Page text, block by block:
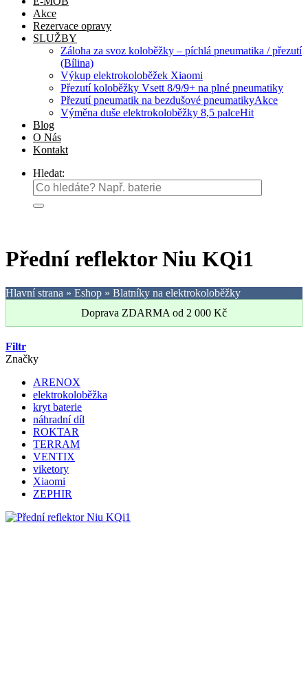
Akce
Rezervace opravy
SLUŽBY
Záloha za svoz koloběžky – píchlá pneumatika / přezutí
(Bílina)
Výkup elektrokoloběžek Xiaomi
Přezutí koloběžky Vsett 8/9/9+ na plné pneumatiky
Přezutí pneumatik na bezdušové pneumatiky
Výměna duše elektrokoloběžky 8,5 palce
Blog
O Nás
Kontakt
Hledat:
Přední reflektor Niu KQi1
Hlavní strana » Eshop » Blatníky na elektrokoloběžky
Doprava ZDARMA od 2 000 Kč
Filtr
Značky
ARENOX
elektrokoloběžka
kryt baterie
náhradní díl
ROKTAR
TERRAM
VENTIX
viketory
Xiaomi
ZEPHIR